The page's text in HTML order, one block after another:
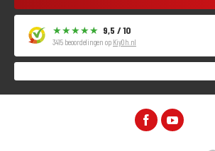
9,5 / 10
3415 beoordelingen op KiyOh.nl